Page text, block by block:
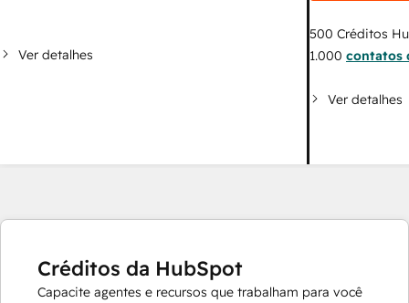
Ver detalhes
500 Créditos
1.000 contatos
Ver detalhes
Créditos da HubSpot
Capacite agentes e recursos que trabalham para você